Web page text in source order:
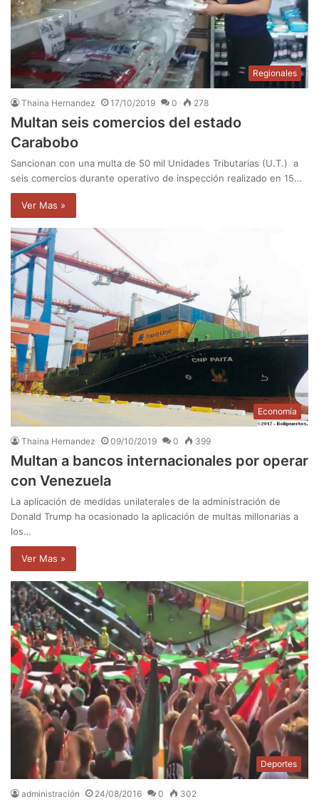
Regionales
Thaina Hernandez 17/10/2019 0 278
Multan seis comercios del estado
Carabobo
Sancionan con una multa de 50 mil Unidades Tributarias (U.T.) a
seis comercios durante operativo de inspección realizado en 15…
Ver Mas »
Economía
Thaina Hernandez 09/10/2019 0 399
Multan a bancos internacionales por operar
con Venezuela
La aplicación de medidas unilaterales de la administración de
Donald Trump ha ocasionado la aplicación de multas millonarias a
los…
Ver Mas »
Deportes
administración 24/08/2016 0 302